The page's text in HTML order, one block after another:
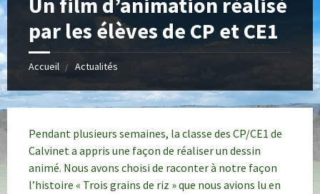
par les élèves de CP et CE1
Accueil Actualités
Pendant plusieurs semaines, la classe des CP/CE1 de
Calvinet a appris une façon de réaliser un dessin
animé. Nous avons choisi de raconter à notre façon
l’histoire « Trois grains de riz » que nous avions lu en